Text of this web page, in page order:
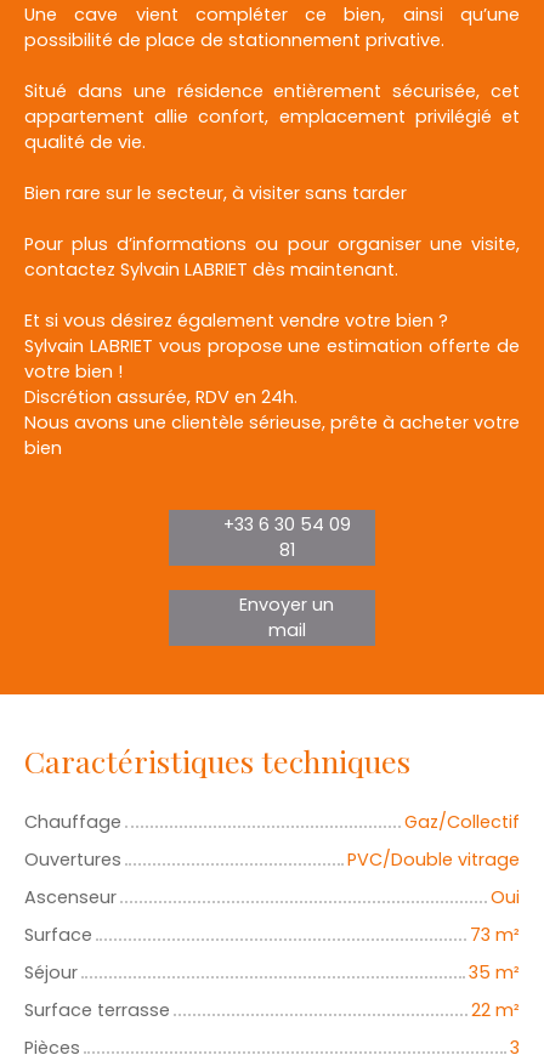
Une cave vient compléter ce bien, ainsi qu’une
possibilité de place de stationnement privative.
Situé dans une résidence entièrement sécurisée, cet
appartement allie confort, emplacement privilégié et
qualité de vie.
Bien rare sur le secteur, à visiter sans tarder
Pour plus d’informations ou pour organiser une visite,
contactez Sylvain LABRIET dès maintenant.
Et si vous désirez également vendre votre bien ?
Sylvain LABRIET vous propose une estimation offerte de
votre bien !
Discrétion assurée, RDV en 24h.
Nous avons une clientèle sérieuse, prête à acheter votre
bien
+33 6 30 54 09
81
Envoyer un
mail
Caractéristiques techniques
Chauffage
Gaz/Collectif
Ouvertures
PVC/Double vitrage
Ascenseur
Oui
Surface
73 m²
Séjour
35 m²
Surface terrasse
22 m²
Pièces
3